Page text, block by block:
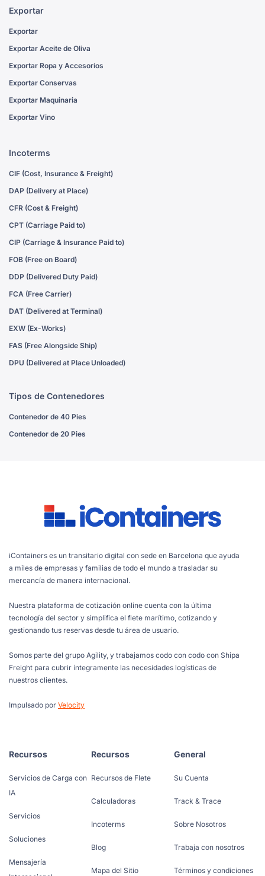
Exportar
Exportar
Exportar Aceite de Oliva
Exportar Ropa y Accesorios
Exportar Conservas
Exportar Maquinaria
Exportar Vino
Incoterms
CIF (Cost, Insurance & Freight)
DAP (Delivery at Place)
CFR (Cost & Freight)
CPT (Carriage Paid to)
CIP (Carriage & Insurance Paid to)
FOB (Free on Board)
DDP (Delivered Duty Paid)
FCA (Free Carrier)
DAT (Delivered at Terminal)
EXW (Ex-Works)
FAS (Free Alongside Ship)
DPU (Delivered at Place Unloaded)
Tipos de Contenedores
Contenedor de 40 Pies
Contenedor de 20 Pies
iContainers es un transitario digital con sede en Barcelona que ayuda
a miles de empresas y familias de todo el mundo a trasladar su
mercancía de manera internacional.
Nuestra plataforma de cotización online cuenta con la última
tecnología del sector y simplifica el flete marítimo, cotizando y
gestionando tus reservas desde tu área de usuario.
Somos parte del grupo Agility, y trabajamos codo con codo con Shipa
Freight para cubrir íntegramente las necesidades logísticas de
nuestros clientes.
Impulsado por Velocity
Recursos
Servicios de Carga con
IA
Servicios
Soluciones
Mensajería
Recursos
Recursos de Flete
Calculadoras
Incoterms
Blog
Mapa del Sitio
General
Su Cuenta
Track & Trace
Sobre Nosotros
Trabaja con nosotros
Términos y condiciones